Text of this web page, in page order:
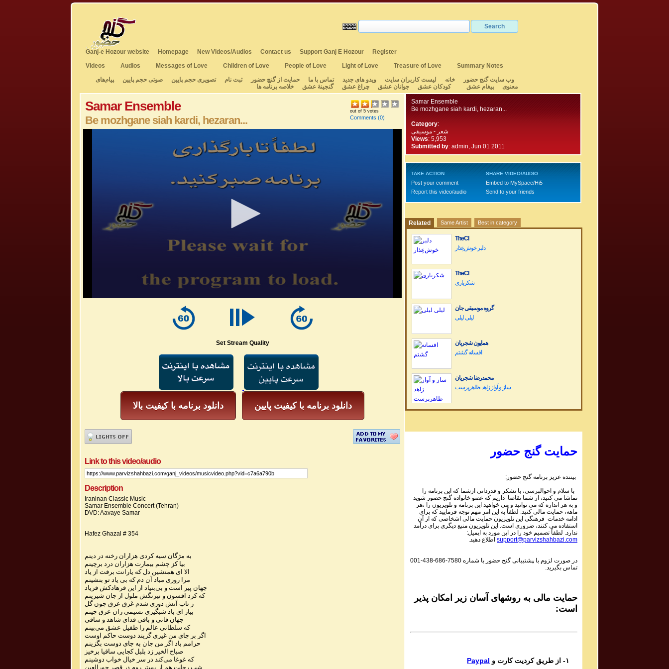
Ganj-e Hozour website Homepage New Videos/Audios Contact us Support Ganj E Hozour
Register
Videos
Audios Messages of Love Children of Love People of Love Light of Love Treasure of Love
Summary Notes
وب سایت گنج حضور
خانه لیست کاربران سایت ویدو های جدید تماس با ما حمایت از گنچ حضور ثبت نام تصویری حجم پایین صوتی حجم پایین
پیام‌های
معنوی
پیغام عشق کودکان عشق جوانان عشق چراغ عشق گنجینهٔ عشق خلاصه برنامه ها
Samar Ensemble
Be mozhgane siah kardi, hezaran...
out of 5 votes
Comments (0)
Set Stream Quality
دانلود برنامه با کیفیت بالا دانلود برنامه با کیفیت پایین
Link to this video/audio
Description
Iraninan Classic Music
Samar Ensemble Concert (Tehran)
DVD: Aavaye Samar
Hafez Ghazal # 354
به مژگان سیه کردی هزاران رخنه در دینم
بیا کز چشم بیمارت هزاران درد برچینم
الا ای همنشین دل که یارانت برفت از یاد
مرا روزی مباد آن دم که بی یاد تو بنشینم
جهان پیر است و بی‌بنیاد از این فرهادکش فریاد
که کرد افسون و نیرنگش ملول از جان شیرینم
ز تاب آتش دوری شدم غرق عرق چون گل
بیار ای باد شبگیری نسیمی زان عرق چینم
جهان فانی و باقی فدای شاهد و ساقی
که سلطانی عالم را طفیل عشق می‌بینم
اگر بر جای من غیری گزیند دوست حاکم اوست
حرامم باد اگر من جان به جای دوست بگزینم
صباح الخیر زد بلبل کجایی ساقیا برخیز
که غوغا می‌کند در سر خیال خواب دوشینم
شب رحلت هم از بستر روم در قصر حورالعین
Samar Ensemble
Be mozhgane siah kardi, hezaran...
Category:
شعر - موسیقی
Views: 5,953
Submitted by: admin, Jun 01 2011
TAKE ACTION
Post your comment
Report this video/audio
SHARE VIDEO/AUDIO
Embed to MySpace/Hi5
Send to your friends
Related Same Artist Best in category
TheCI
دلبر خوش‌عِذار
TheCI
شکرباری
گروه موسیقی جان
لیلی لیلی
همایون شجریان
افسانه گشتم
محمدرضا شجریان
Dariush Band Concert کنسرت گروه داریوش
Sadiq Tarif صدیق تعریف
Shaneh Bar Zolf
Mohsen Daie Nabi محسن دايی نبی
Mastaneh Sho
Dar in Raghs o Dar In Hayo hooy
Baagh e Nazar
Bigharar
Del Ava Ensemble گروه دل آوا
Reng
حمایت گنج حضور
بیننده عزیز برنامه گنج حضور:
با سلام و احوالپرسی، با تشکر و قدردانی ازشما که این برنامه را
تماشا می کنید، از شما تقاضا داریم که عضو خانواده گنج حضور شوید
و به هر اندازه که می توانید و می خواهید این برنامه و تلویزیون را ،هر
ماهه، حمایت مالی کنید. لطفاً به این امر مهم توجه فرمایید که برای
ادامه خدمات فرهنگی این تلویزیون حمایت مالی اشخاصی که از آن
استفاده می کنند، ضروری است. این تلویزیون منبع دیگری برای درآمد
ندارد. لطفاً تصمیم خود را در این مورد به ایمیل:
support@parvizshahbazi.com اطلاع دهید.
در صورت لزوم با ‍پشتیبانی گنج حضور با شماره 001-438-686-7580
تماس بگیرید.
حمایت مالی به روشهای آسان زیر امکان پذیر
است:
Paypal